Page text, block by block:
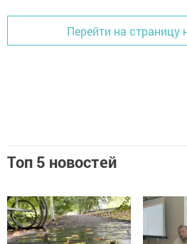
Перейти на страницу
Топ 5 новостей